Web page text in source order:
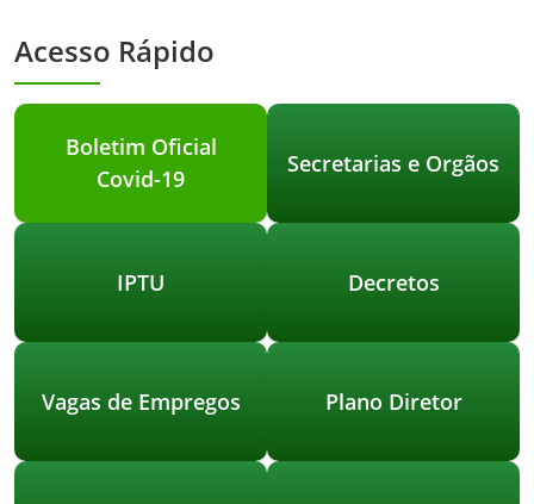
Acesso Rápido
Boletim Oficial
Covid-19
Secretarias e Orgãos
IPTU Decretos
Vagas de Empregos Plano Diretor